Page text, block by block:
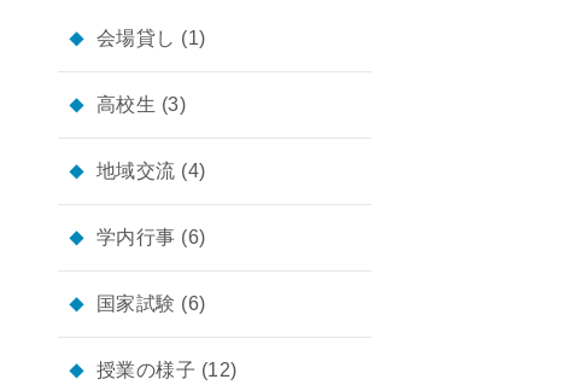
会場貸し (1)
高校生 (3)
地域交流 (4)
学内行事 (6)
国家試験 (6)
授業の様子 (12)